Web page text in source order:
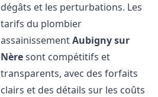
dégâts et les perturbations. Les
tarifs du plombier
assainissementAubigny sur
Nèresont compétitifs et
transparents, avec des forfaits
clairs et des détails sur les coûts